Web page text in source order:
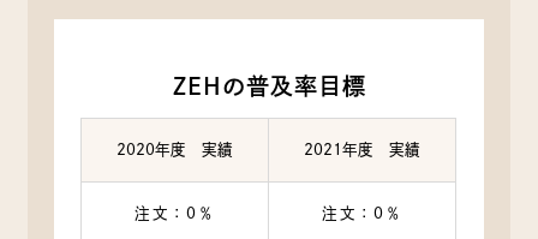
ZEHの普及率目標
2020年度 実績 2021年度 実績
注文：0％ 注文：0％